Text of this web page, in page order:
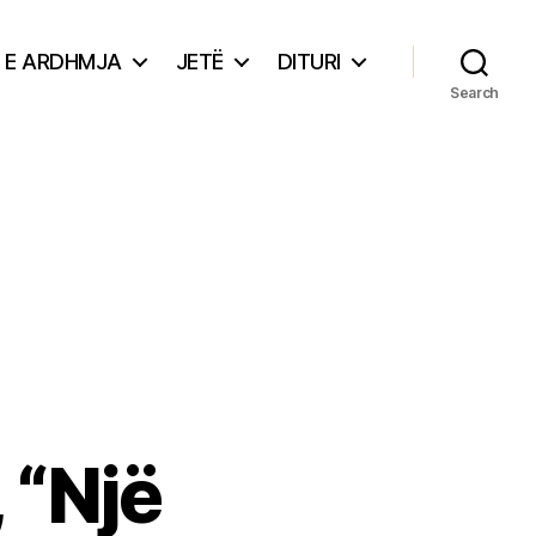
E ARDHMJA JETË DITURI
Search